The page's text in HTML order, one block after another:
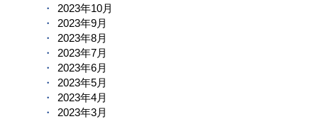
2023年10月
2023年9月
2023年8月
2023年7月
2023年6月
2023年5月
2023年4月
2023年3月